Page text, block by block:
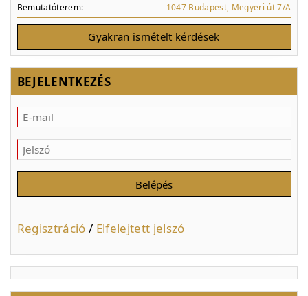
Bemutatóterem:
1047 Budapest, Megyeri út 7/A
Gyakran ismételt kérdések
BEJELENTKEZÉS
Regisztráció / Elfelejtett jelszó